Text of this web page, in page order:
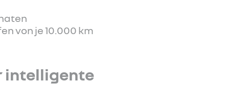
von je 10.000 km
intelligente